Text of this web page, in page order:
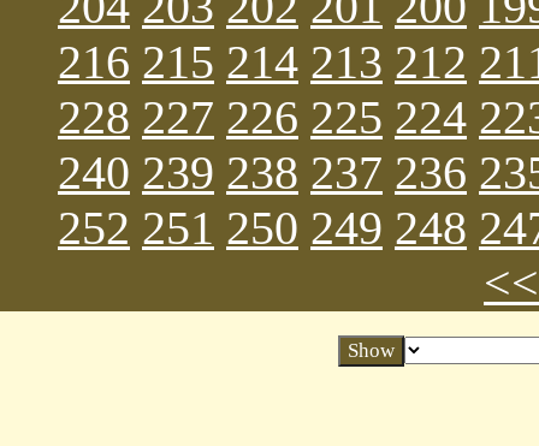
212
213
214
215
216
224
225
226
227
228
236
237
238
239
240
248
249
250
251
252
>>